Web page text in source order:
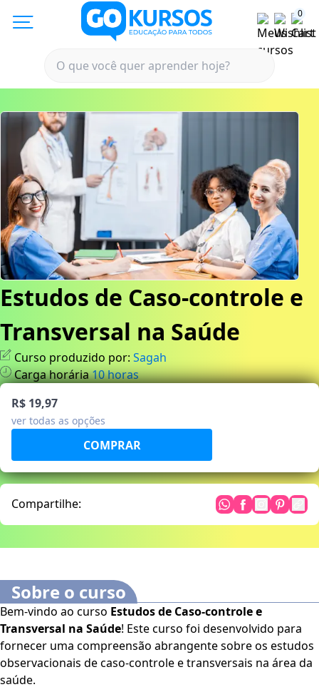
0
Estudos de Caso-controle e
Transversal na Saúde
Curso produzido por: Sagah
Carga horária10horas
R$ 19,97
ver todas as opções
Compartilhe:
Sobre o curso
Bem-vindo ao curso Estudos de Caso-controle e
Transversal na Saúde! Este curso foi desenvolvido para
fornecer uma compreensão abrangente sobre os estudos
observacionais de caso-controle e transversais na área da
saúde.